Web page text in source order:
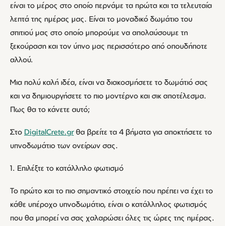
είναι το μέρος στο οποίο περνάμε τα πρώτα και τα τελευταία
λεπτά της ημέρας μας. Είναι το μοναδικό δωμάτιο του
σπιτιού μας στο οποίο μπορούμε να απολαύσουμε τη
ξεκούραση και τον ύπνο μας περισσότερο από οπουδήποτε
αλλού.
Μια πολύ καλή ιδέα, είναι να διακοσμήσετε το δωμάτιό σας
και να δημιουργήσετε το πιο μοντέρνο και σικ αποτέλεσμα.
Πως θα το κάνετε αυτό;
Στο DigitalCrete.grθα βρείτε τα 4 βήματα για αποκτήσετε το
υπνοδωμάτιο των ονείρων σας.
1. Επιλέξτε το κατάλληλο φωτισμό
Το πρώτο και το πιο σημαντικό στοιχείο που πρέπει να έχει το
κάθε υπέροχο υπνοδωμάτιο, είναι ο κατάλληλος φωτισμός
που θα μπορεί να σας χαλαρώσει όλες τις ώρες της ημέρας.